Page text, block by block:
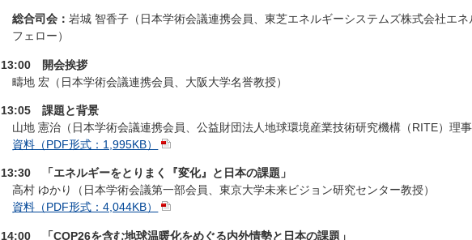
総合司会：岩城 智香子（日本学術会議連携会員、東芝エネルギーシステムズ株式会社エ
フェロー）
13:00 開会挨拶
疇地 宏（日本学術会議連携会員、大阪大学名誉教授）
13:05 課題と背景
山地 憲治（日本学術会議連携会員、公益財団法人地球環境産業技術研究機構（RITE）理
資料（PDF形式：1,995KB）
13:30 「エネルギーをとりまく『変化』と日本の課題」
高村 ゆかり（日本学術会議第一部会員、東京大学未来ビジョン研究センター教授）
資料（PDF形式：4,044KB）
14:00 「COP26を含む地球温暖化をめぐる内外情勢と日本の課題」